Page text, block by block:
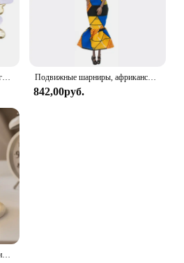
100 шт., 35 мм, романтическая губка, атласная ткань, лепестки в форме сердца, свадебные конфетти, настольная кровать, лепестки в форме сердца, свадебное украшение на день Святого Валентина Подвижные шарниры, африканская черная кукла для американских кукол, аксессуары, тело Nudy с одеждой для Барби, игрушка для девочки, ролевая детская игрушка, подарок
842,00руб.
Сенсорный датчик RGB светодиодный ночник с кроликом, 16 цветов, USB перезаряжаемая силиконовая лампа в виде кролика для детей, детские игрушки, подарок на фестиваль